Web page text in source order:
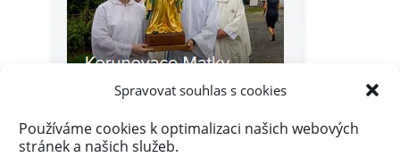
Spravovat souhlas s cookies
Používáme cookies k optimalizaci našich webových
stránek a našich služeb.